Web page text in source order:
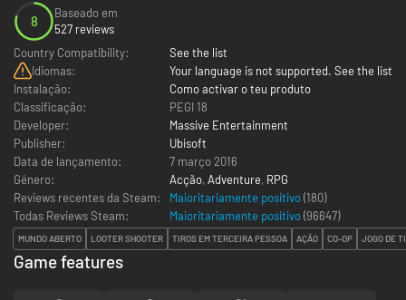
8
Baseado em
527 reviews
Country Compatibility:
See the list
Idiomas:
Your language is not supported. See the list
Instalação:
Como activar o teu produto
Classificação:
PEGI 18
Developer:
Massive Entertainment
Publisher:
Ubisoft
Data de lançamento:
7 março 2016
Género:
Acção, Adventure, RPG
Reviews recentes da Steam:
Maioritariamente positivo(180)
Todas Reviews Steam:
Maioritariamente positivo(96647)
MUNDO ABERTO LOOTER SHOOTER TIROS EM TERCEIRA PESSOA AÇÃO CO-OP JOGO DE
Game features